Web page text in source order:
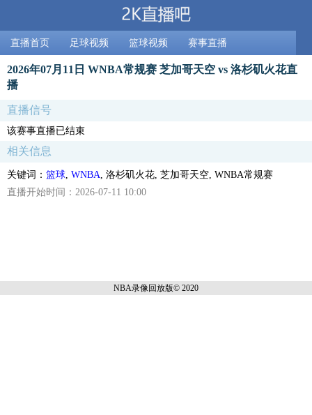
直播首页 足球视频 篮球视频 赛事直播
2026年07月11日 WNBA常规赛 芝加哥天空 vs 洛杉矶火花直
播
直播信号
该赛事直播已结束
相关信息
关键词： 篮球 WNBA , 洛杉矶火花, 芝加哥天空, WNBA常规赛
直播开始时间：2026-07-11 10:00
NBA录像回放版© 2020